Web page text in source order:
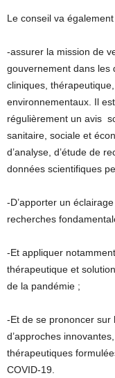
Le conseil va également
-assurer la mission de
gouvernement dans les
cliniques,
environnementaux. Il
régulièrement un avis
sanitaire, sociale et
d’analyse, d’étude de
données scientifiques
-D’apporter un
recherches
-Et appliquer
thérapeutique et
de la pandémie ;
-Et de se prononcer sur
d’approches
thérapeutiques
COVID-19.